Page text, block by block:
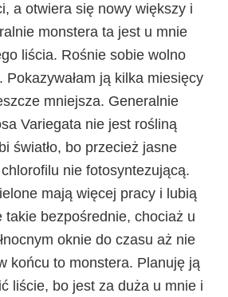
a otwiera się nowy większy i
monstera ta jest u mnie
liścia. Rośnie sobie wolno
Pokazywałam ją kilka miesięcy
mniejsza. Generalnie
Variegata nie jest rośliną
światło, bo przecież jasne
nie fotosyntezującą.
mają więcej pracy i lubią
takie bezpośrednie, chociaż u
oknie do czasu aż nie
końcu to monstera. Planuję ją
liście, bo jest za duża u mnie i